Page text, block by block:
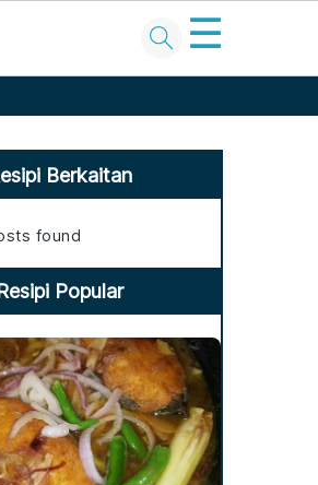
☰
Berkaitan
found
Popular